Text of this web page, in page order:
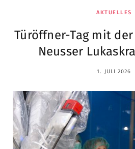
AKTUELLES
Türöffner-Tag mit der
Neusser
1. JULI 2026